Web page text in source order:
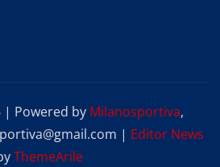
| Powered by Milanosportiva,
| Editor News
ThemeArile